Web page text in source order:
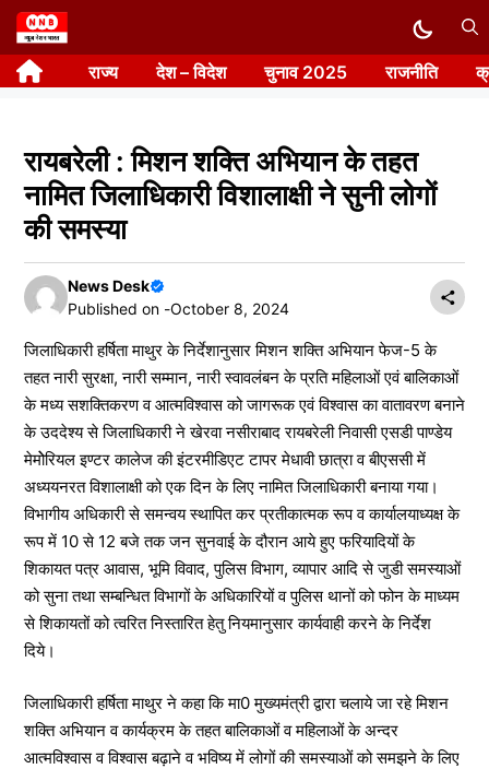
Skip
to
content राज्य देश – विदेश चुनाव 2025 राजनीति
रायबरेली : मिशन शक्ति अभियान के तहत
नामित जिलाधिकारी विशालाक्षी ने सुनी लोगों
की समस्या
News Desk
Published on -October 8, 2024
जिलाधिकारी हर्षिता माथुर के निर्देशानुसार मिशन शक्ति अभियान फेज-5 के
तहत नारी सुरक्षा, नारी सम्मान, नारी स्वावलंबन के प्रति महिलाओं एवं बालिकाओं
के मध्य सशक्तिकरण व आत्मविश्वास को जागरूक एवं विश्वास का वातावरण बनाने
के उददेश्य से जिलाधिकारी ने खेरवा नसीराबाद रायबरेली निवासी एसडी पाण्डेय
मेमोेरियल इण्टर कालेज की इंटरमीडिएट टापर मेधावी छात्रा व बीएससी में
अध्ययनरत विशालाक्षी को एक दिन के लिए नामित जिलाधिकारी बनाया गया।
विभागीय अधिकारी से समन्वय स्थापित कर प्रतीकात्मक रूप व कार्यालयाध्यक्ष के
रूप में 10 से 12 बजे तक जन सुनवाई के दौरान आये हुए फरियादियों के
शिकायत पत्र आवास, भूमि विवाद, पुलिस विभाग, व्यापार आदि से जुडी समस्याओं
को सुना तथा सम्बन्धित विभागों के अधिकारियों व पुलिस थानों को फोन के माध्यम
से शिकायतों को त्वरित निस्तारित हेतु नियमानुसार कार्यवाही करने के निर्देश
दिये।
जिलाधिकारी हर्षिता माथुर ने कहा कि मा0 मुख्यमंत्री द्वारा चलाये जा रहे मिशन
शक्ति अभियान व कार्यक्रम के तहत बालिकाओं व महिलाओं के अन्दर
आत्मविश्वास व विश्वास बढ़ाने व भविष्य में लोगों की समस्याओं को समझने के लिए